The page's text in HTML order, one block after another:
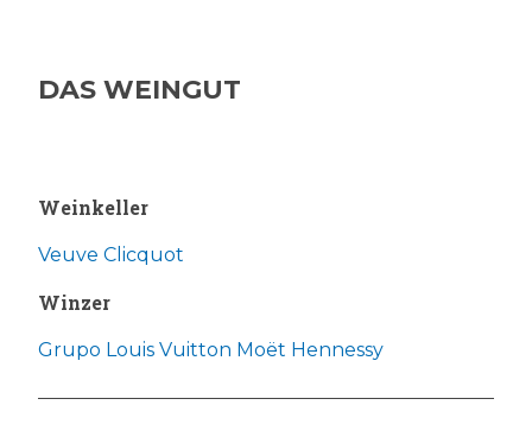
DAS WEINGUT
Weinkeller
Veuve Clicquot
Winzer
Grupo Louis Vuitton Moët Hennessy